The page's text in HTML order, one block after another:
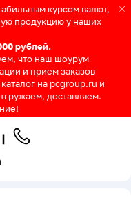
курсом валют,
продукцию у наших
рублей.
что наш шоурум
и прием заказов
на pcgroup.ru и
доставляем.